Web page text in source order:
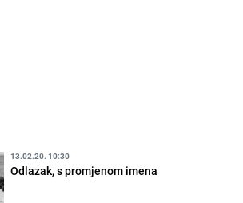
13.02.20. 10:30
Odlazak, s promjenom imena